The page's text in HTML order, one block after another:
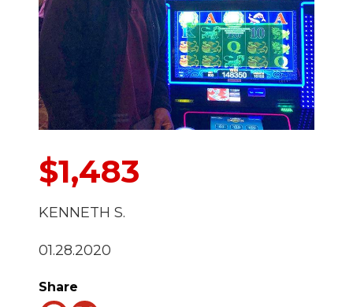
$1,483
KENNETH S.
01.28.2020
Share